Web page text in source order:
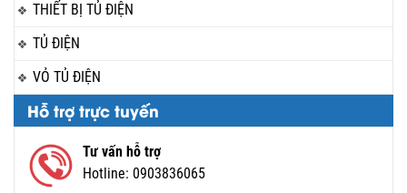
THIẾT BỊ TỦ ĐIỆN
TỦ ĐIỆN
VỎ TỦ ĐIỆN
Hỗ trợ trực tuyến
Tư vấn hỗ trợ
Hotline: 0903836065